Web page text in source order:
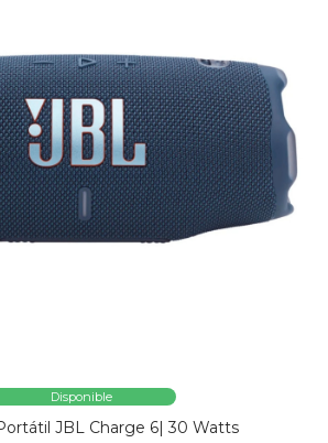
Disponible
JBL Charge 6| 30 Watts